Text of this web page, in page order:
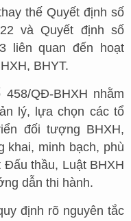
thế Quyết định số
và Quyết định số
liên quan đến hoạt
BHYT.
QĐ-BHXH nhằm
lý, lựa chọn các tổ
đối tượng BHXH,
khai, minh bạch, phù
thầu, Luật BHXH
dẫn thi hành.
định rõ nguyên tắc